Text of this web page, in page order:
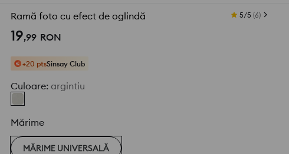
Ramă foto cu efect de oglindă 5/5 (6)
19,99 RON
+20 ptsSinsay Club
Culoare: argintiu
Mărime
MĂRIME UNIVERSALĂ